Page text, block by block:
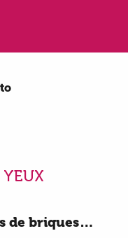
YEUX
de briques…